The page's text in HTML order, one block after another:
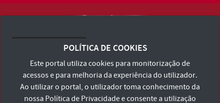
Terms and Conditions and Privacy Policy
Accessibility Statement
POLÍTICA DE COOKIES
Este portal utiliza cookies para monitorização de
acessos e para melhoria da experiência do utilizador.
Ao utilizar o portal, o utilizador toma conhecimento da
nossa Política de Privacidadee consente a utilização